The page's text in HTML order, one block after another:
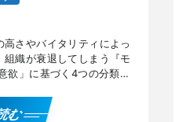
さやバイタリティによっ
織が衰退してしまう『モ
欲」に基づく4つの分類法
む